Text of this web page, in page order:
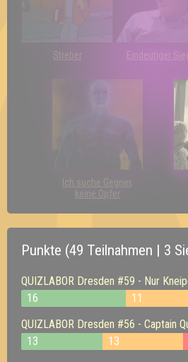
Streber Eindeutiger
Ich suche Gegner,
keine Opfer
Punkte (49 Teilnahmen | 3
QUIZLABOR Dresden #59 - Nur
16
11
QUIZLABOR Dresden #56 - Captain
13
13